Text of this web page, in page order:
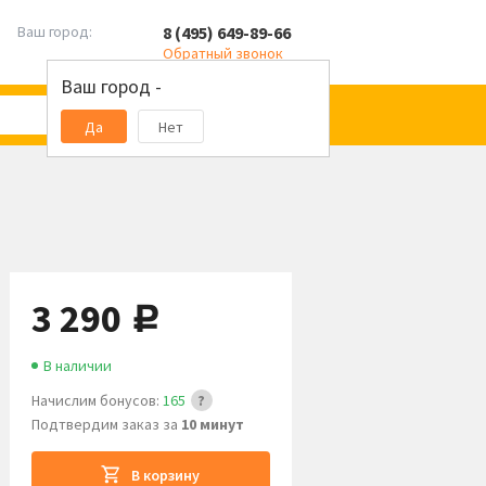
Ваш город:
Ваш город -
Да Нет
8 (495) 649-89-66
Обратный звонок
3 290 руб.
Начислим бонусов: 165
Подтвердим заказ за 10 минут
В наличии
В корзину